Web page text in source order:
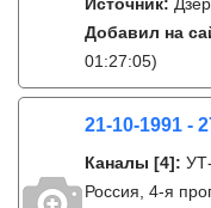
Добавил на
01:27:05)
21-10-1991 -
Каналы [4]:
Россия, 4-я